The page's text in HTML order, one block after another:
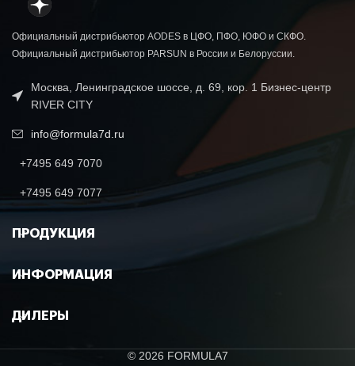
Официальный дистрибьютор AODES в ЦФО, ПФО, ЮФО и СКФО.
Официальный дистрибьютор PARSUN в России и Белоруссии.
Москва, Ленинградское шоссе, д. 69, кор. 1 Бизнес-центр
RIVER CITY
info@formula7d.ru
+7495 649 7070
+7495 649 7077
ПРОДУКЦИЯ
ИНФОРМАЦИЯ
ДИЛЕРЫ
© 2026 FORMULA7